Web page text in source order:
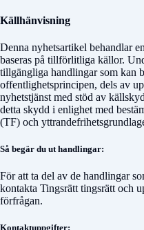
Källhänvisning
Denna nyhetsartikel behandlar
baseras på tillförlitliga källor.
tillgängliga handlingar som kan
offentlighetsprincipen, dels av
nyhetstjänst med stöd av
detta skydd i enlighet med
(TF) och
Så begär du ut handlingar:
För att ta del av de handlingar
kontakta Tingsrätt tingsrätt och
förfrågan.
Kontaktuppgifter: